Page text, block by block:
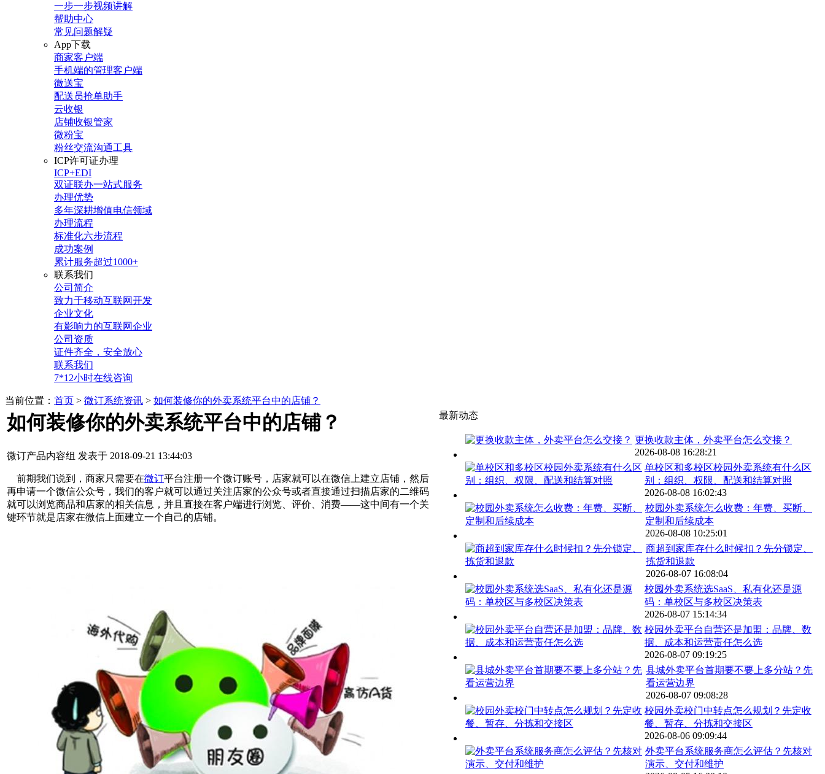
一步一步视频讲解
帮助中心
常见问题解疑
App下载
商家客户端
手机端的管理客户端
微送宝
配送员抢单助手
云收银
店铺收银管家
微粉宝
粉丝交流沟通工具
ICP许可证办理
ICP+EDI
双证联办一站式服务
办理优势
多年深耕增值电信领域
办理流程
标准化六步流程
成功案例
累计服务超过1000+
联系我们
公司简介
致力于移动互联网开发
企业文化
有影响力的互联网企业
公司资质
证件齐全，安全放心
联系我们
7*12小时在线咨询
当前位置： 首页 > 微订系统资讯 > 如何装修你的外卖系统平台中的店铺？
如何装修你的外卖系统平台中的店铺？
微订产品内容组 发表于 2018-09-21 13:44:03
前期我们说到，商家只需要在微订平台注册一个微订账号，店家就可以在微信上建立店铺，然后
再申请一个微信公众号，我们的客户就可以通过关注店家的公众号或者直接通过扫描店家的二维码
就可以浏览商品和店家的相关信息，并且直接在客户端进行浏览、评价、消费——这中间有一个关
键环节就是店家在微信上面建立一个自己的店铺。
最新动态
更换收款主体，外卖平台怎么交接？
2026-08-08 16:28:21
单校区和多校区校园外卖系统有什么区
别：组织、权限、配送和结算对照
2026-08-08 16:02:43
校园外卖系统怎么收费：年费、买断、
定制和后续成本
2026-08-08 10:25:01
商超到家库存什么时候扣？先分锁定、
拣货和退款
2026-08-07 16:08:04
校园外卖系统选SaaS、私有化还是源
码：单校区与多校区决策表
2026-08-07 15:14:34
校园外卖平台自营还是加盟：品牌、数
据、成本和运营责任怎么选
2026-08-07 09:19:25
县城外卖平台首期要不要上多分站？先
看运营边界
2026-08-07 09:08:28
校园外卖校门中转点怎么规划？先定收
餐、暂存、分拣和交接区
2026-08-06 09:09:44
外卖平台系统服务商怎么评估？先核对
演示、交付和维护